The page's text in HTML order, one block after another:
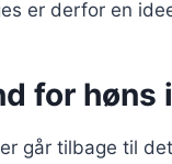
er derfor en
for høns
går tilbage til